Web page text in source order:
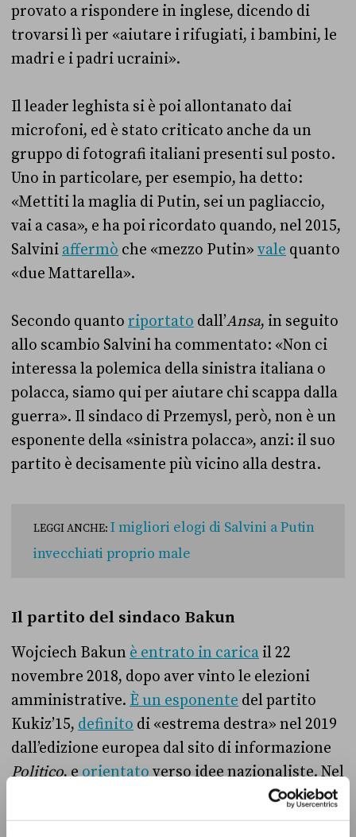
provato a rispondere in inglese, dicendo di
trovarsi lì per «aiutare i rifugiati, i bambini, le
madri e i padri ucraini».
Il leader leghista si è poi allontanato dai
microfoni, ed è stato criticato anche da un
gruppo di fotografi italiani presenti sul posto.
Uno in particolare, per esempio, ha detto:
«Mettiti la maglia di Putin, sei un pagliaccio,
vai a casa», e ha poi ricordato quando, nel 2015,
Salvini affermò che «mezzo Putin» vale quanto
«due Mattarella».
Secondo quanto riportato dall’Ansa, in seguito
allo scambio Salvini ha commentato: «Non ci
interessa la polemica della sinistra italiana o
polacca, siamo qui per aiutare chi scappa dalla
guerra». Il sindaco di Przemysl, però, non è un
esponente della «sinistra polacca», anzi: il suo
partito è decisamente più vicino alla destra.
LEGGI ANCHE: I migliori elogi di Salvini a Putin
invecchiati proprio male
Il partito del sindaco Bakun
Wojciech Bakun è entrato in carica il 22
novembre 2018, dopo aver vinto le elezioni
amministrative. È un esponente del partito
Kukiz’15, definito di «estrema destra» nel 2019
dall’edizione europea dal sito di informazione
Politico, eorientatoverso idee nazionaliste. Nel
si legge:«Il
potere in Polonia non può appartenere a